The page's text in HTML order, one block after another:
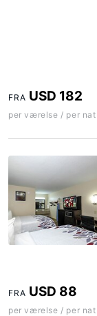
FRA USD 182
per værelse / per nat
FRA USD 88
per værelse / per nat